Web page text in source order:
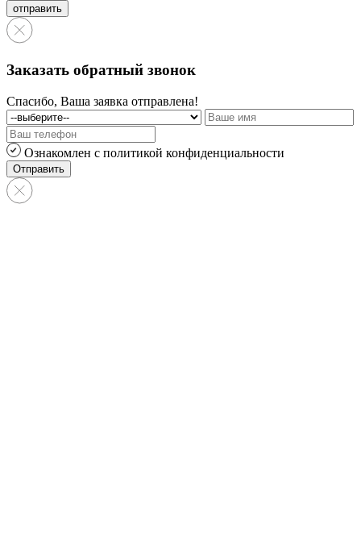
Заказать обратный звонок
Спасибо, Ваша заявка отправлена!
Ознакомлен с политикой конфиденциальности